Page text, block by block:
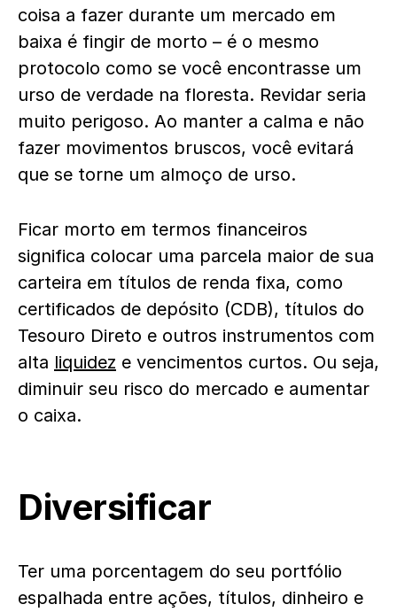
coisa a fazer durante um mercado em
baixa é fingir de morto – é o mesmo
protocolo como se você encontrasse um
urso de verdade na floresta. Revidar seria
muito perigoso. Ao manter a calma e não
fazer movimentos bruscos, você evitará
que se torne um almoço de urso.
Ficar morto em termos financeiros
significa colocar uma parcela maior de sua
carteira em títulos de renda fixa, como
certificados de depósito (CDB), títulos do
Tesouro Direto e outros instrumentos com
alta liquidez e vencimentos curtos. Ou seja,
diminuir seu risco do mercado e aumentar
o caixa.
Diversificar
Ter uma porcentagem do seu portfólio
espalhada entre ações, títulos, dinheiro e